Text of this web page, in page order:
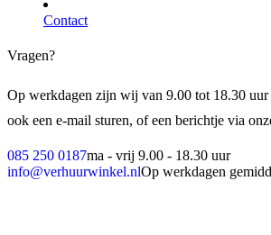
Contact
Vragen?
Op werkdagen zijn wij van 9.00 tot 18.30 uur
ook een e-mail sturen, of een berichtje via
085 250 0187ma - vrij 9.00 - 18.30 uur
info@verhuurwinkel.nlOp werkdagen